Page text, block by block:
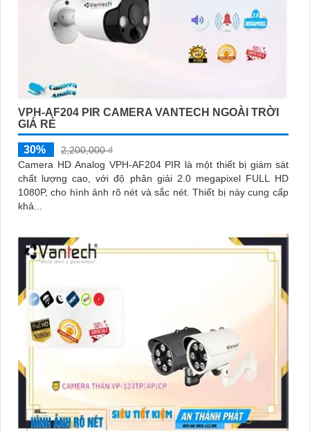
VPH-AF204 PIR CAMERA VANTECH NGOÀI TRỜI
GIÁ RẺ
30%
2,200,000 ₫
Camera HD Analog VPH-AF204 PIR là một thiết bị giám sát
chất lượng cao, với độ phân giải 2.0 megapixel FULL HD
1080P, cho hình ảnh rõ nét và sắc nét. Thiết bị này cung cấp
khả...